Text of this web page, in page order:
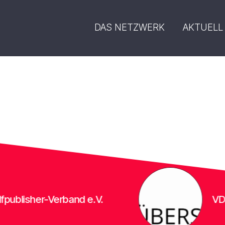
DAS NETZWERK AKTUELL
Verband e.V. VDÜ